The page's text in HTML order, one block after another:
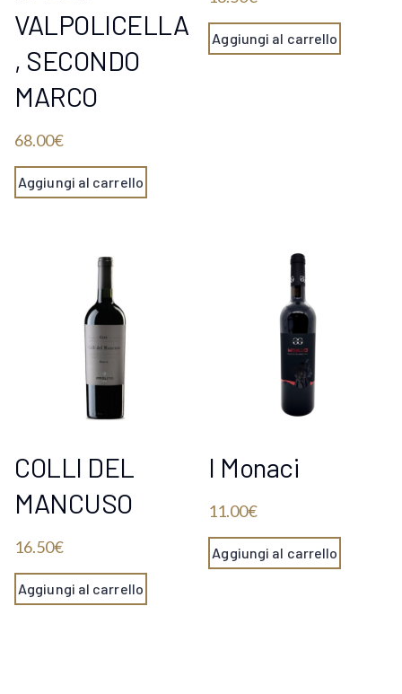
VALPOLICELLA
, SECONDO
MARCO
68.00€
Aggiungi al carrello
Aggiungi al carrello
COLLI DEL
MANCUSO
16.50€
Aggiungi al carrello
I Monaci
11.00€
Aggiungi al carrello